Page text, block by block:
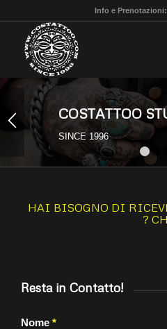
Info e Prenotazioni:
COSTATTOO
SINCE 1996
HAI BISOGNO DI
Resta in Contatto!
Nome *